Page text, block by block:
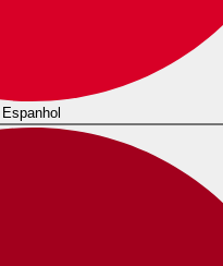
Espanhol